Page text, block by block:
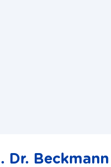
Dr. Beckmann